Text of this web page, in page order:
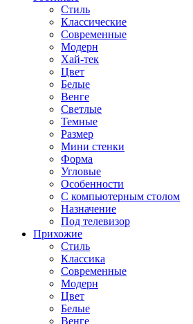
Стиль
Классические
Современные
Модерн
Хай-тек
Цвет
Белые
Венге
Светлые
Темные
Размер
Мини стенки
Форма
Угловые
Особенности
С компьютерным столом
Назначение
Под телевизор
Прихожие
Стиль
Классика
Современные
Модерн
Цвет
Белые
Венге